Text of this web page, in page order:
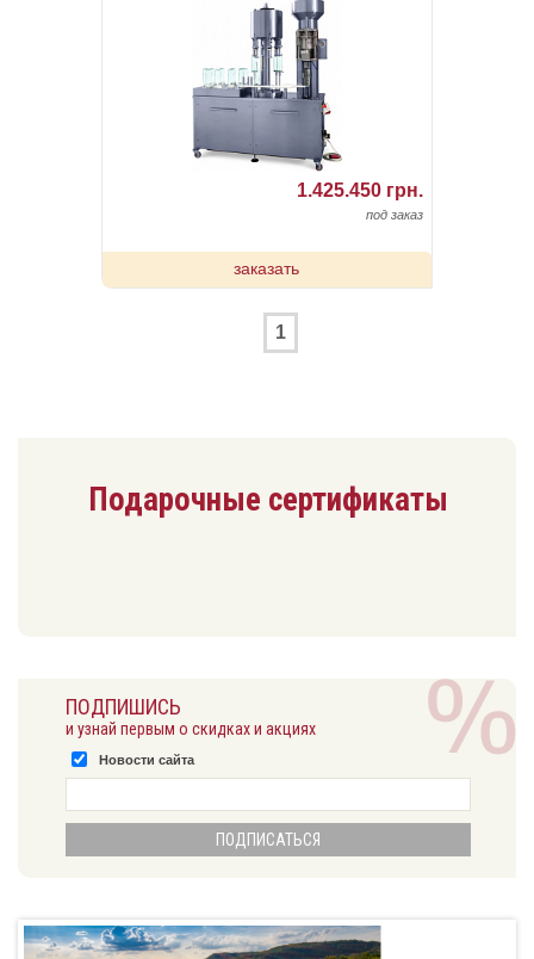
1.425.450 грн.
под заказ
заказать
1
Подарочные сертификаты
ПОДПИШИСЬ
и узнай первым о скидках и акциях
Новости сайта